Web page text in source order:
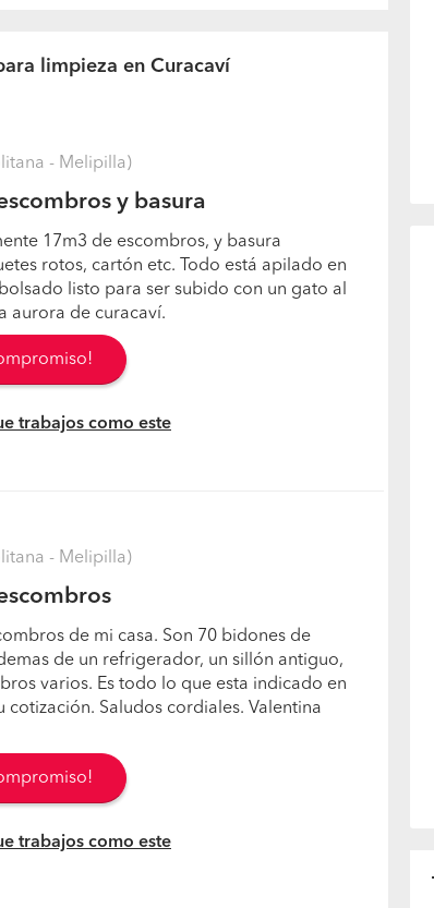
limpieza en Curacaví
- Melipilla)
y basura
17m3 de escombros, y basura
rotos, cartón etc. Todo está apilado en
listo para ser subido con un gato al
aurora de curacaví.
trabajos como este
- Melipilla)
de mi casa. Son 70 bidones de
de un refrigerador, un sillón antiguo,
varios. Es todo lo que esta indicado en
Saludos cordiales. Valentina
trabajos como este